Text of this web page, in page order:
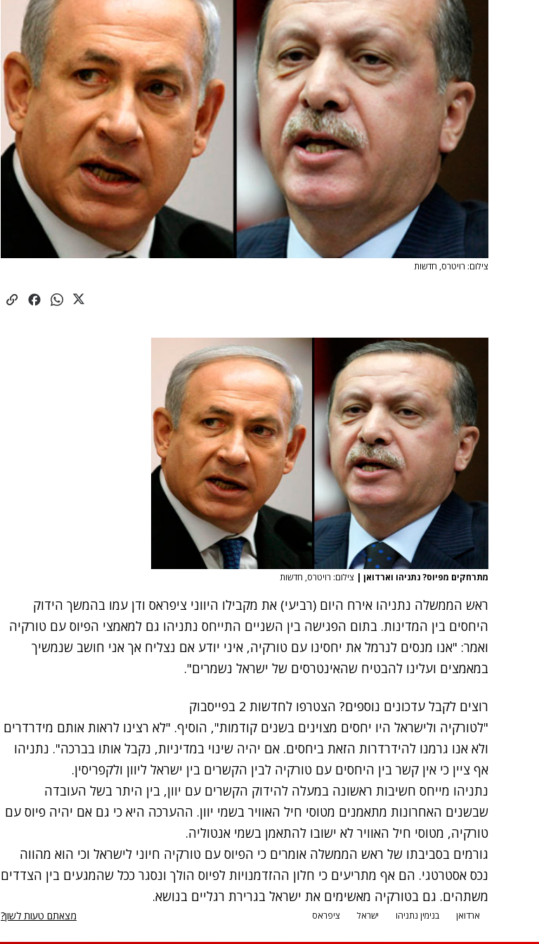
צילום: רויטרס, חדשות
מתרחקים מפיוס? נתניהו וארדואן | צילום: רויטרס, חדשות
ראש הממשלה נתניהו אירח היום (רביעי) את מקבילו היווני ציפראס ודן עמו בהמשך הידוק
היחסים בין המדינות. בתום הפגישה בין השניים התייחס נתניהו גם למאמצי הפיוס עם טורקיה
ואמר: "אנו מנסים לנרמל את יחסינו עם טורקיה, איני יודע אם נצליח אך אני חושב שנמשיך
במאמצים ועלינו להבטיח שהאינטרסים של ישראל נשמרים".
רוצים לקבל עדכונים נוספים? הצטרפו לחדשות 2 בפייסבוק
"לטורקיה ולישראל היו יחסים מצוינים בשנים קודמות", הוסיף. "לא רצינו לראות אותם מידרדרים
ולא אנו גרמנו להידרדרות הזאת ביחסים. אם יהיה שינוי במדיניות, נקבל אותו בברכה". נתניהו
אף ציין כי אין קשר בין היחסים עם טורקיה לבין הקשרים בין ישראל ליוון ולקפריסין.
נתניהו מייחס חשיבות ראשונה במעלה להידוק הקשרים עם יוון, בין היתר בשל העובדה
שבשנים האחרונות מתאמנים מטוסי חיל האוויר בשמי יוון. ההערכה היא כי גם אם יהיה פיוס עם
טורקיה, מטוסי חיל האוויר לא ישובו להתאמן בשמי אנטוליה.
גורמים בסביבתו של ראש הממשלה אומרים כי הפיוס עם טורקיה חיוני לישראל וכי הוא מהווה
נכס אסטרטגי. הם אף מתריעים כי חלון ההזדמנויות לפיוס הולך ונסגר ככל שהמגעים בין הצדדים
משתהים. גם בטורקיה מאשימים את ישראל בגרירת רגליים בנושא.
ארדואן בנימין נתניהו ישראל ציפראס מצאתם טעות לשון?